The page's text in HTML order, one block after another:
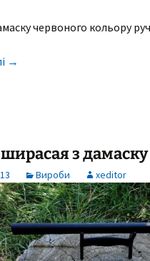
червоного кольору
→
з дамаску
Вироби xeditor